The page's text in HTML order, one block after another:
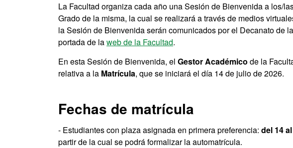
La Facultad organiza cada año una Sesión de Bienvenida a los/
Grado de la misma, la cual se realizará a través de medios
la Sesión de Bienvenida serán comunicados por el Decanato de
portada de laweb de la Facultad.
En esta Sesión de Bienvenida, el Gestor Académico de la
relativa a la Matrícula, que se iniciará el día 14 de julio de 2026.
Fechas de matrícula
- Estudiantes con plaza asignada en primera preferencia: del 14
partir de la cual se podrá formalizar la automatrícula.